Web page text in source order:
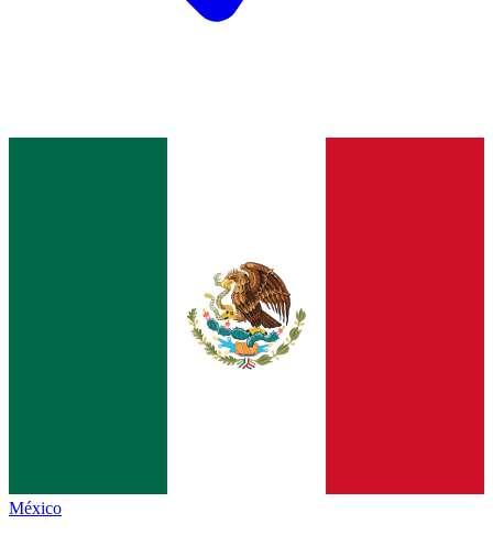
México